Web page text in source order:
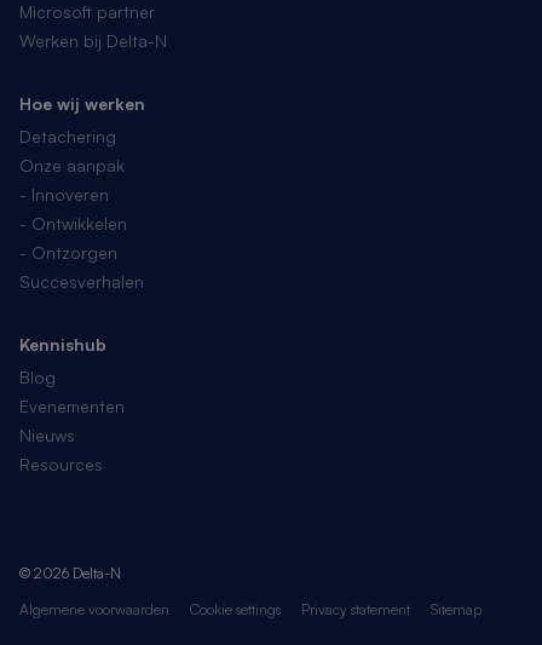
Microsoft partner
Werken bij Delta-N
Hoe wij werken
Detachering
Onze aanpak
- Innoveren
- Ontwikkelen
- Ontzorgen
Succesverhalen
Kennishub
Blog
Evenementen
Nieuws
Resources
© 2026 Delta-N
Algemene voorwaarden
Cookie settings Privacy statement Sitemap